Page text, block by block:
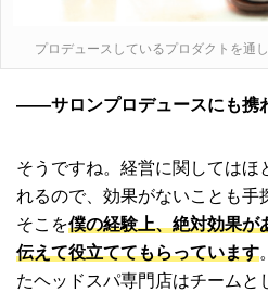
プロデュースしているプロダクトを通
――サロンプロデュースにも携
そうですね。経営に関してはほ
れるので、効果がないことも手
そこを僕の経験上、絶対効果が
伝えて役立ててもらっています
たヘッドスパ専門店はチームと